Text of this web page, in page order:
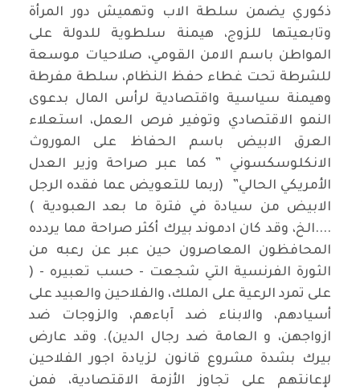
ذكوري يضمن سلطة الاب وتهميش دور المرأة
وتابعيتها للزوج، هيمنة سلطوية للدولة على
المواطن باسم الامن القومي، صلاحيات موسعة
للشرطة تحت غطاء حفظ النظام، سلطة مفرطة
وهيمنة سياسية واقتصادية لرأس المال بدعوى
النمو الاقتصادي وتوفير فرص العمل، استعلاء
العرق الابيض باسم الحفاظ على الموروث
الانكلوسكسوني ” كما عبر صراحة وزير العدل
الأمريكي الحالي” (ربما للتعويض عما فقده الرجل
الابيض من سيادة في فترة ما بعد العبودية )
....الخ، وقد كان ادموند بيرك أكثر صراحة مما يردده
المحافظون المعاصرون حين عبر عن رعبه من
الثورة الفرنسية التي شجعت - حسب تعبيره - (
على تمرد الرعية على الملك، والفلاحين والعبيد على
أسيادهم، والابناء ضد آباءهم، والزوجات ضد
ازواجهن، و العامة ضد رجال الدين). وقد عارض
بيرك بشدة مشروع قانون لزيادة اجور الفلاحين
لإعانتهم على تجاوز الأزمة الاقتصادية، فمن